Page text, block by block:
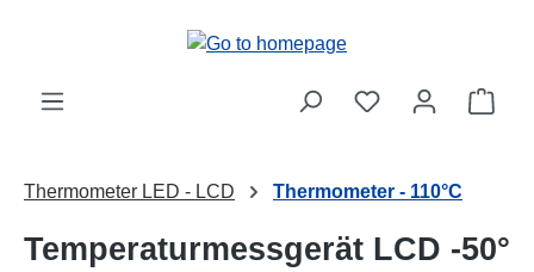
Thermometer LED - LCD Thermometer - 110°C
Temperaturmessgerät LCD -50°